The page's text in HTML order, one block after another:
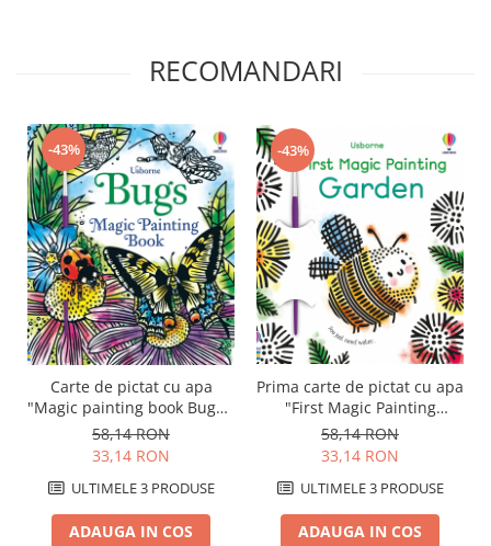
RECOMANDARI
-43%
Carte de pictat cu apa
"Magic painting book Bugs",
Usborne
58,14 RON
33,14 RON
ULTIMELE 3 PRODUSE
ADAUGA IN COS
-43%
Prima carte de pictat cu apa
"First Magic Painting
Garden", Usborne
58,14 RON
33,14 RON
ULTIMELE 3 PRODUSE
ADAUGA IN COS